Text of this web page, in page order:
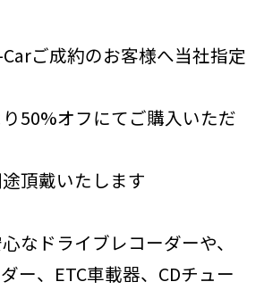
ご成約のお客様へ当社指定
50%オフにてご購入いただ
頂戴いたします
なドライブレコーダーや、
ー、ETC車載器、CDチュー